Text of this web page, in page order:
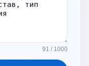
91 / 1000